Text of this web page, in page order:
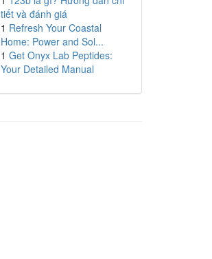
tiết và đánh giá
1 Refresh Your Coastal
Home: Power and Sol...
1 Get Onyx Lab Peptides:
Your Detailed Manual